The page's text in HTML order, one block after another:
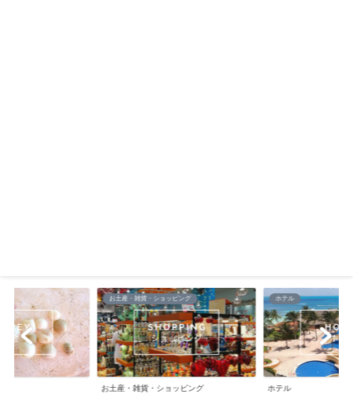
ホテル
ホテル
メキシコ料理・食材・レス
メキシコ料理・食材・